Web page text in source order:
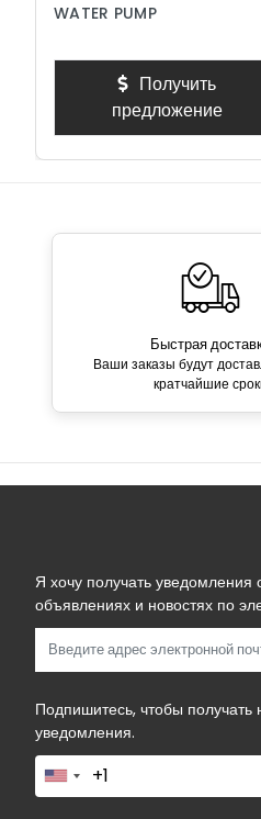
WATER PUMP
Получить
предложение
Быстрая
Ваши заказы будут
кратчайшие
Я хочу получать уведомления
объявлениях и новостях по
Подпишитесь, чтобы получать
уведомления.